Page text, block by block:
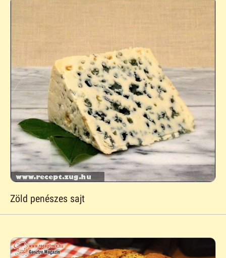
Zöld penészes sajt